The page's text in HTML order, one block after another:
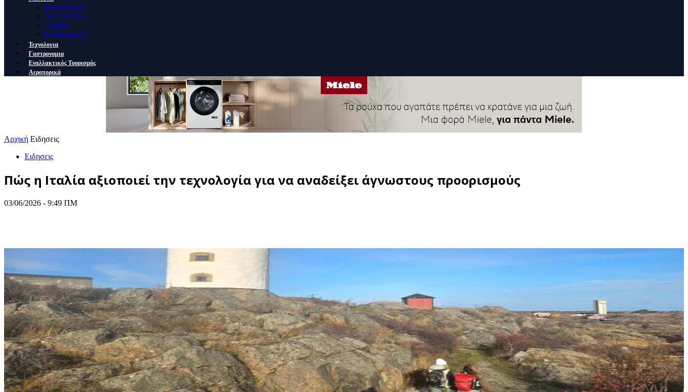
Κρουαζιερα
YACHTING
Λιμανι
Ποντοπορος
Τεχνολογια
Γαστρονομια
Εναλλακτικός Τουρισμός
Αεροπορικά
Αρχική Ειδησεις
Ειδησεις
Πώς η Ιταλία αξιοποιεί την τεχνολογία για να αναδείξει άγνωστους προορισμούς
03/06/2026 - 9:49 ΠΜ